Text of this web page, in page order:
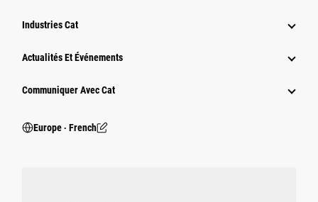
Industries Cat
Actualités Et Événements
Communiquer Avec Cat
Europe ‧ French